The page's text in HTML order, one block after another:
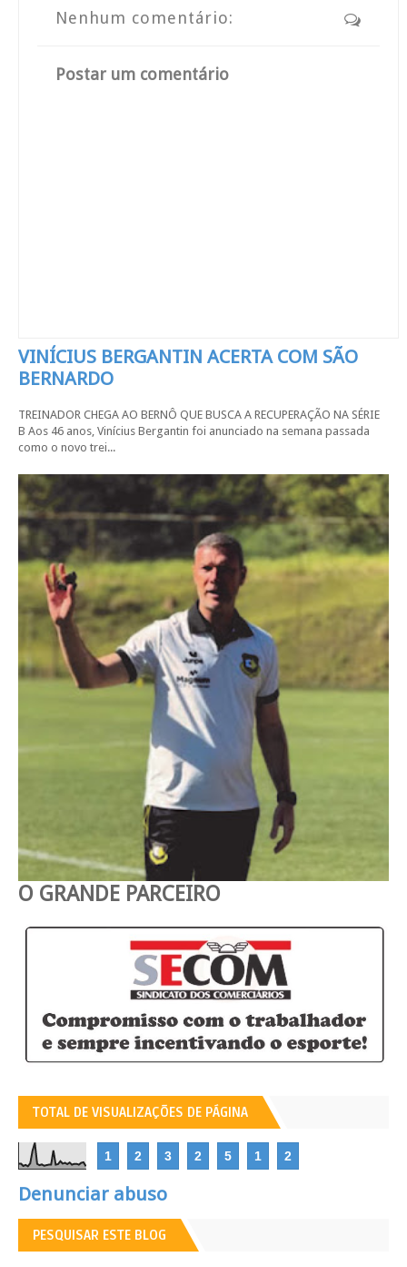
Nenhum comentário:
Postar um comentário
VINÍCIUS BERGANTIN ACERTA COM SÃO
BERNARDO
TREINADOR CHEGA AO BERNÔ QUE BUSCA A RECUPERAÇÃO NA SÉRIE
B Aos 46 anos, Vinícius Bergantin foi anunciado na semana passada
como o novo trei...
O GRANDE PARCEIRO
TOTAL DE VISUALIZAÇÕES DE PÁGINA
1 2 3 2 5 1 2
Denunciar abuso
PESQUISAR ESTE BLOG